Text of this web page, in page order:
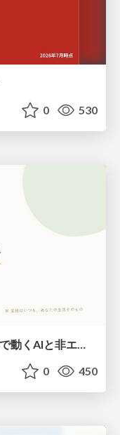
0 530
マルチエージェント入門：チームで動くAIと非エンジニアのための設計（Claude Code）
0 450